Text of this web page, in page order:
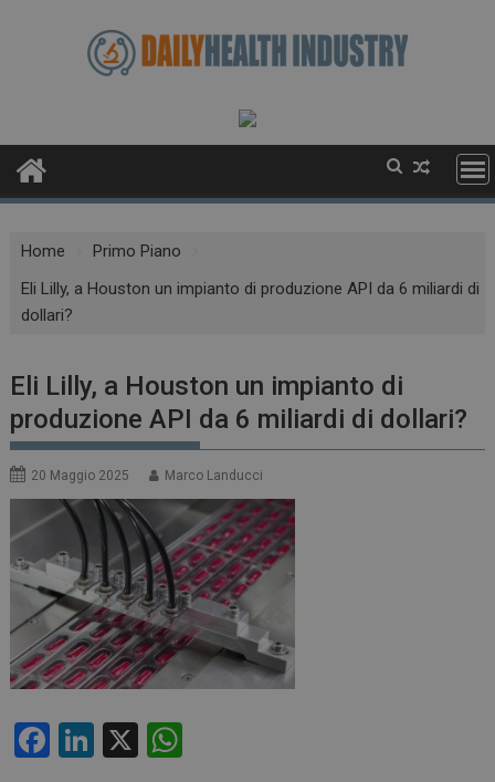
Home
Primo Piano
Eli Lilly, a Houston un impianto di produzione API da 6 miliardi di
dollari?
Eli Lilly, a Houston un impianto di
produzione API da 6 miliardi di dollari?
20 Maggio 2025 Marco Landucci
F
Li X